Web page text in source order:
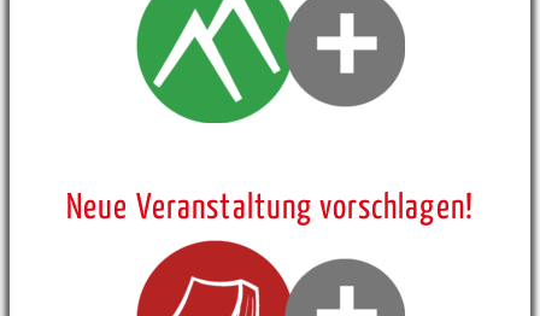
Neue Veranstaltung vorschlagen!